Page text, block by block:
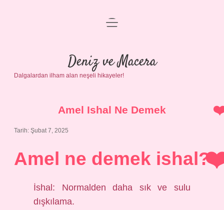
Anasayfa
Gizlilik Politikası
Yasal Uyarı
menüyü
Deniz ve Macera
Dalgalardan ilham alan neşeli hikayeler!
Amel Ishal Ne Demek
Tarih: Şubat 7, 2025
Amel ne demek ishal?
İshal: Normalden daha sık ve sulu
dışkılama.